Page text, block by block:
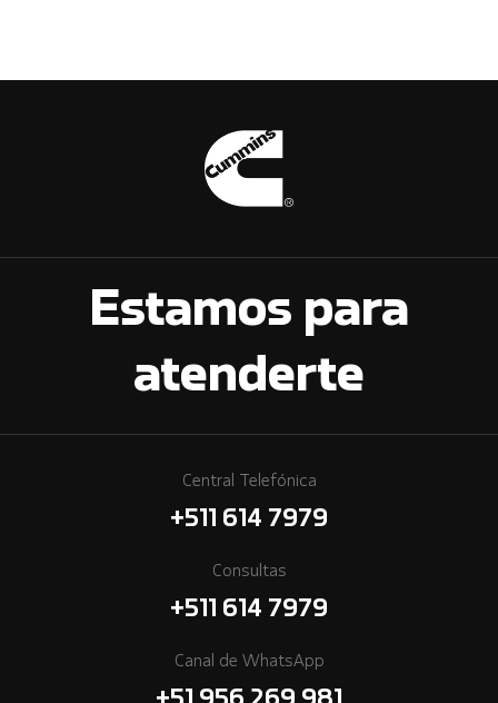
Estamos para
atenderte
Central Telefónica
+511 614 7979
Consultas
+511 614 7979
Canal de WhatsApp